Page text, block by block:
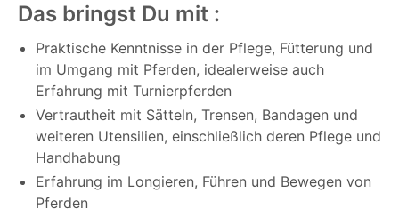
Das bringst Du mit :
Praktische Kenntnisse in der Pflege, Fütterung und
im Umgang mit Pferden, idealerweise auch
Erfahrung mit Turnierpferden
Vertrautheit mit Sätteln, Trensen, Bandagen und
weiteren Utensilien, einschließlich deren Pflege und
Handhabung
Erfahrung im Longieren, Führen und Bewegen von
Pferden